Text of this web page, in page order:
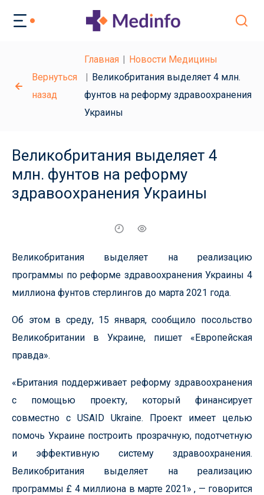
Вернуться
назад
Главная
Новости Медицины
Великобритания выделяет 4 млн.
фунтов на реформу здравоохранения
Украины
Великобритания выделяет 4
млн. фунтов на реформу
здравоохранения Украины
Великобритания выделяет на реализацию
программы по реформе здравоохранения Украины 4
миллиона фунтов стерлингов до марта 2021 года.
Об этом в среду, 15 января, сообщило посольство
Великобритании в Украине, пишет «Европейская
правда».
«Британия поддерживает реформу здравоохранения
с помощью проекту, который финансирует
совместно с USAID Ukraine. Проект имеет целью
помочь Украине построить прозрачную, подотчетную
и эффективную систему здравоохранения.
Великобритания выделяет на реализацию
программы £ 4 миллиона в марте 2021» , — говорится